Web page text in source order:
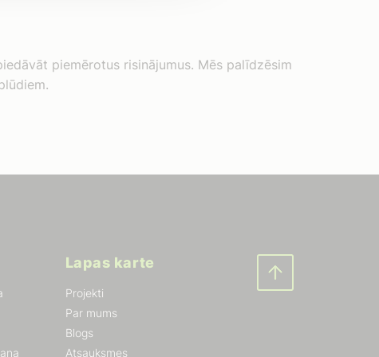
piemērotus risinājumus. Mēs palīdzēsim
Lapas karte
Projekti
Par mums
Blogs
Atsauksmes